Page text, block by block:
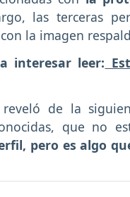
las terceras
la imagen
interesar leer:
de la
que no
pero es algo